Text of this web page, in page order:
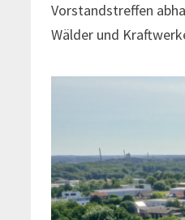
Vorstandstreffen
Wälder und